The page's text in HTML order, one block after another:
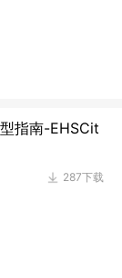
指南-EHSCit
287下载